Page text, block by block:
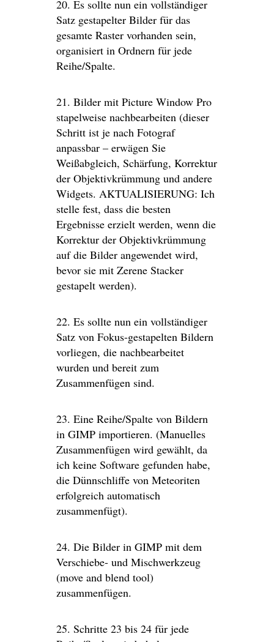
20. Es sollte nun ein vollständiger
Satz gestapelter Bilder für das
gesamte Raster vorhanden sein,
organisiert in Ordnern für jede
Reihe/Spalte.
21. Bilder mit Picture Window Pro
stapelweise nachbearbeiten (dieser
Schritt ist je nach Fotograf
anpassbar – erwägen Sie
Weißabgleich, Schärfung, Korrektur
der Objektivkrümmung und andere
Widgets. AKTUALISIERUNG: Ich
stelle fest, dass die besten
Ergebnisse erzielt werden, wenn die
Korrektur der Objektivkrümmung
auf die Bilder angewendet wird,
bevor sie mit Zerene Stacker
gestapelt werden).
22. Es sollte nun ein vollständiger
Satz von Fokus-gestapelten Bildern
vorliegen, die nachbearbeitet
wurden und bereit zum
Zusammenfügen sind.
23. Eine Reihe/Spalte von Bildern
in GIMP importieren. (Manuelles
Zusammenfügen wird gewählt, da
ich keine Software gefunden habe,
die Dünnschliffe von Meteoriten
erfolgreich automatisch
zusammenfügt).
24. Die Bilder in GIMP mit dem
Verschiebe- und Mischwerkzeug
(move and blend tool)
zusammenfügen.
25. Schritte 23 bis 24 für jede